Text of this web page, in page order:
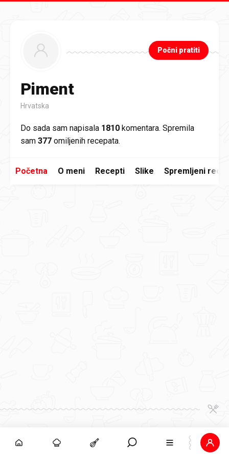
Piment
Hrvatska
Počni pratiti
Do sada sam napisala 1810 komentara. Spremila
sam 377 omiljenih recepata.
Početna O meni Recepti Slike Spremljeni